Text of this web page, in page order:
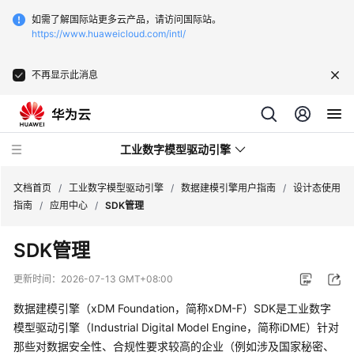
如需了解国际站更多云产品，请访问国际站。
https://www.huaweicloud.com/intl/
不再显示此消息
工业数字模型驱动引擎
新
动
产
品
文档首页 / 工业数字模型驱动引擎 / 数据建模引擎用户指南 / 设计态使用
指南 / 应用中心 / SDK管理
SDK管理
更新时间： 2026-07-13 GMT+08:00
数据建模引擎（xDM Foundation，简称xDM-F） SDK是工业数字
模型驱动引擎（Industrial Digital Model Engine，简称iDME） 针对
那些对数据安全性、合规性要求较高的企业（例如涉及国家秘密、